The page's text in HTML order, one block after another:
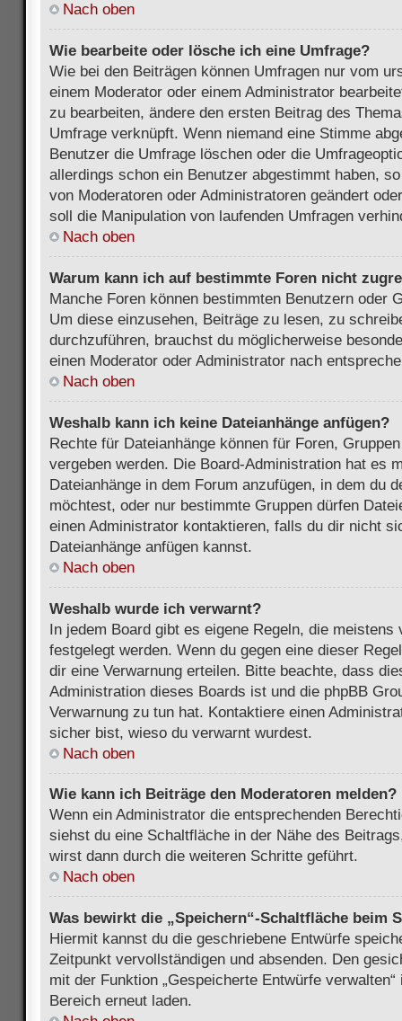
Nach oben
Wie bearbeite oder lösche ich eine Umfrage?
Wie bei den Beiträgen können Umfragen nur vom
einem Moderator oder einem Administrator
zu bearbeiten, ändere den ersten Beitrag des
Umfrage verknüpft. Wenn niemand eine Stimme
Benutzer die Umfrage löschen oder die
allerdings schon ein Benutzer abgestimmt haben,
von Moderatoren oder Administratoren geändert
soll die Manipulation von laufenden Umfragen
Nach oben
Warum kann ich auf bestimmte Foren nicht
Manche Foren können bestimmten Benutzern oder
Um diese einzusehen, Beiträge zu lesen, zu
durchzuführen, brauchst du möglicherweise
einen Moderator oder Administrator nach
Nach oben
Weshalb kann ich keine Dateianhänge anfügen?
Rechte für Dateianhänge können für Foren,
vergeben werden. Die Board-Administration hat es
Dateianhänge in dem Forum anzufügen, in dem du
möchtest, oder nur bestimmte Gruppen dürfen
einen Administrator kontaktieren, falls du dir nicht
Dateianhänge anfügen kannst.
Nach oben
Weshalb wurde ich verwarnt?
In jedem Board gibt es eigene Regeln, die meistens
festgelegt werden. Wenn du gegen eine dieser
dir eine Verwarnung erteilen. Bitte beachte, dass
Administration dieses Boards ist und die phpBB
Verwarnung zu tun hat. Kontaktiere einen
sicher bist, wieso du verwarnt wurdest.
Nach oben
Wie kann ich Beiträge den Moderatoren melden?
Wenn ein Administrator die entsprechenden
siehst du eine Schaltfläche in der Nähe des
wirst dann durch die weiteren Schritte geführt.
Nach oben
Was bewirkt die „Speichern“-Schaltfläche beim
Hiermit kannst du die geschriebene Entwürfe
Zeitpunkt vervollständigen und absenden. Den
mit der Funktion „Gespeicherte Entwürfe
Bereich erneut laden.